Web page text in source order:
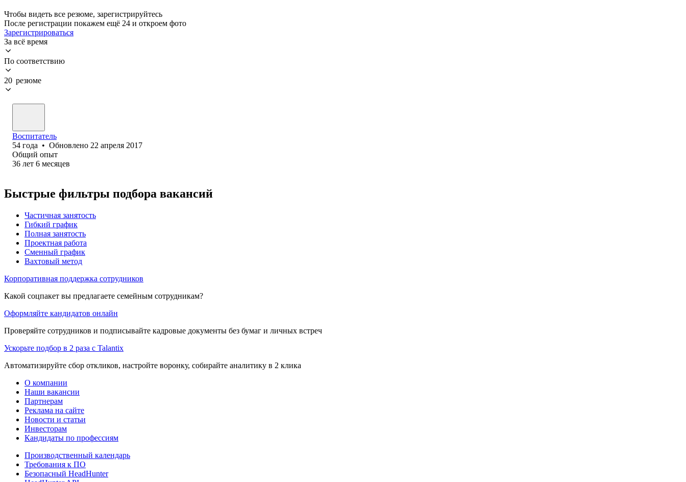
Чтобы видеть все резюме, зарегистрируйтесь
После регистрации покажем ещё 24 и откроем фото
Зарегистрироваться
За всё время
По соответствию
20 резюме
Воспитатель
54 года • Обновлено 22 апреля 2017
Общий опыт
36 лет 6 месяцев
Быстрые фильтры подбора вакансий
Частичная занятость
Гибкий график
Полная занятость
Проектная работа
Сменный график
Вахтовый метод
Корпоративная поддержка сотрудников
Какой соцпакет вы предлагаете семейным сотрудникам?
Оформляйте кандидатов онлайн
Проверяйте сотрудников и подписывайте кадровые документы без бумаг и личных встреч
Ускорьте подбор в 2 раза с Talantix
Автоматизируйте сбор откликов, настройте воронку, собирайте аналитику в 2 клика
О компании
Наши вакансии
Партнерам
Реклама на сайте
Новости и статьи
Инвесторам
Кандидаты по профессиям
Производственный календарь
Требования к ПО
Безопасный HeadHunter